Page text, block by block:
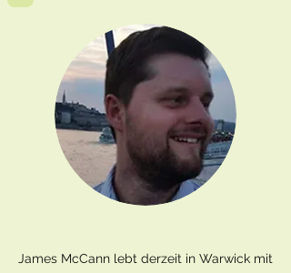
James McCann lebt derzeit in Warwick mit